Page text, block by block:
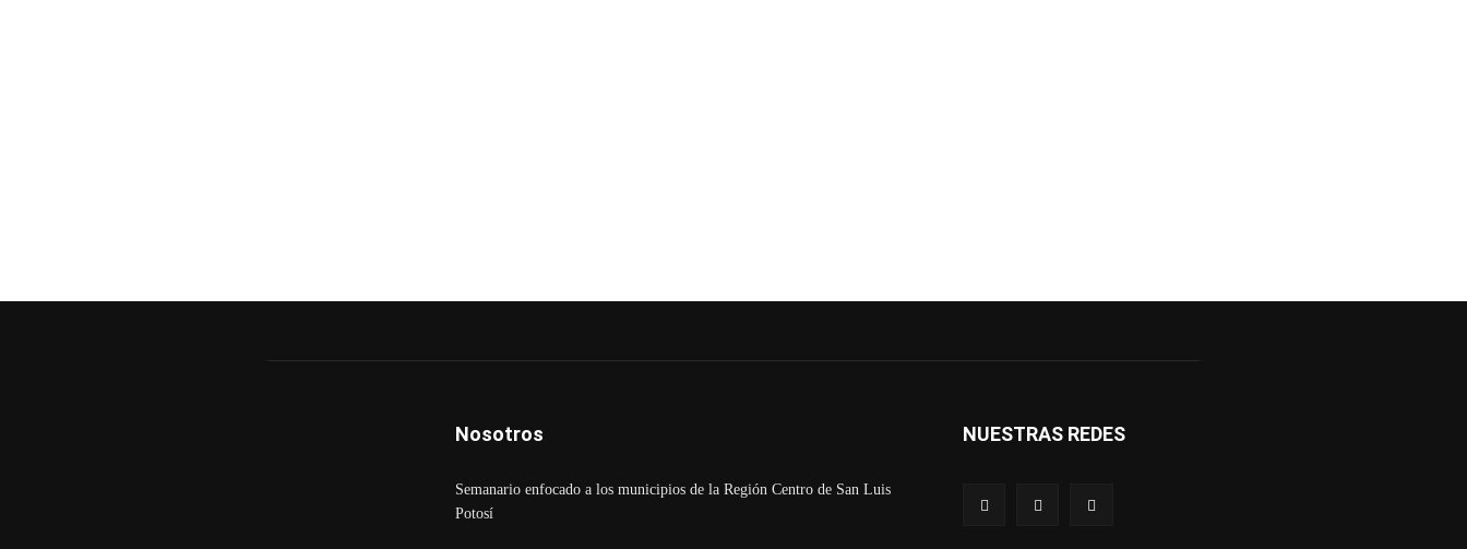
Nosotros
Semanario enfocado a los municipios de la Región Centro de San Luis
Potosí
NUESTRAS REDES